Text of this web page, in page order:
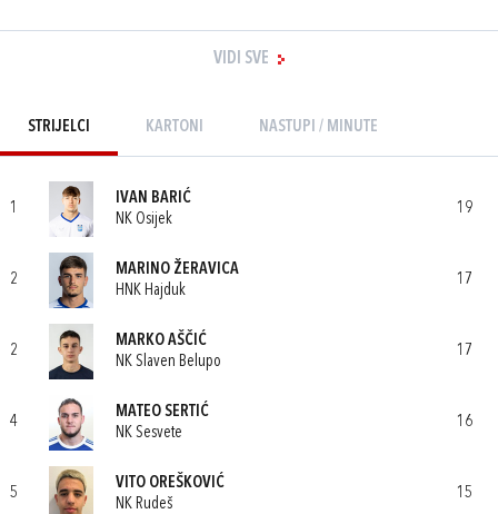
VIDI SVE
STRIJELCI KARTONI NASTUPI / MINUTE
1
IVAN BARIĆ
NK Osijek
19
2
MARINO ŽERAVICA
HNK Hajduk
17
2
MARKO AŠČIĆ
NK Slaven Belupo
17
4
MATEO SERTIĆ
NK Sesvete
16
5
VITO OREŠKOVIĆ
NK Rudeš
15